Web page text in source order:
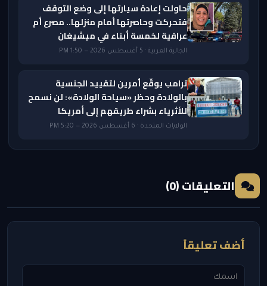
حاولت إعادة سيارتها إلى وضع التوقف
فتحركت وحاصرتها أمام منزلها.. مصرع أم
عراقية لخمسة أبناء في ميشيغان
الجالية العربية · 5 أغسطس 2026 — 1:50 PM
ترامب يوقّع أمرين لتقييد الجنسية
بالولادة وحظر «سياحة الولادة»: لن نسمح
للأثرياء بشراء طريقهم إلى أمريكا
الولايات المتحدة · 6 أغسطس 2026 — 5:20 PM
التعليقات (0)
أضف تعليقاً